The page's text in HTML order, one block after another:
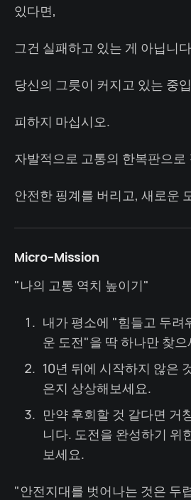
있다면,
그건 실패하고 있는 게 아닙니
당신의 그릇이 커지고 있는 중
피하지 마십시오.
자발적으로 고통의 한복판으
안전한 핑계를 버리고, 새로운
Micro-Mission
"나의 고통 역치 높이기"
내가 평소에 "힘들고 두려
운 도전"을 딱 하나만 찾으
10년 뒤에 시작하지 않은
은지 상상해보세요.
만약 후회할 것 같다면 거
니다. 도전을 완성하기 위
보세요.
"안전지대를 벗어나는 것은 두